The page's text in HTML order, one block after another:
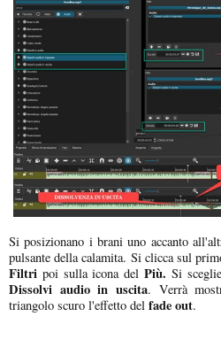
Si posizionano i brani uno accanto
pulsante della calamita. Si clicca sul
Filtri poi sulla icona del Più. Si
Dissolvi audio in uscita. Verrà
triangolo scuro l'effetto del fade out.